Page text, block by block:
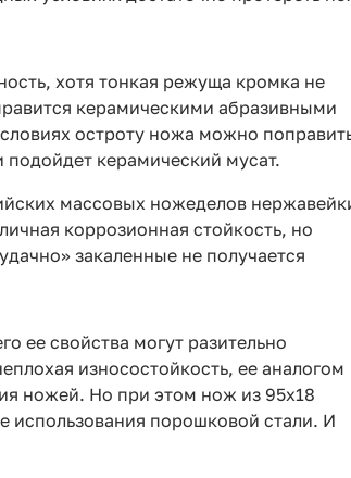
хотя тонкая режуща кромка не
керамическими абразивными
остроту ножа можно
керамический мусат.
массовых ножеделов
коррозионная стойкость, но
закаленные не получается
ее свойства могут разительно
износостойкость, ее аналогом
ножей. Но при этом нож из 95х18
использования порошковой стали. И